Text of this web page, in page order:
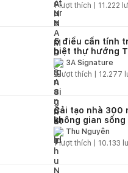
1lượt thích | 11.222
5 điều cần tính
biệt thự hướng
3A Signature
2lượt thích | 12.277
Cải tạo nhà 300
không gian
thiên nhiên
Thu Nguyễn
1lượt thích | 10.133